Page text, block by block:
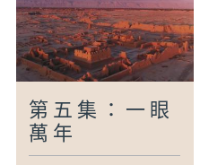
第五集：一眼
萬年